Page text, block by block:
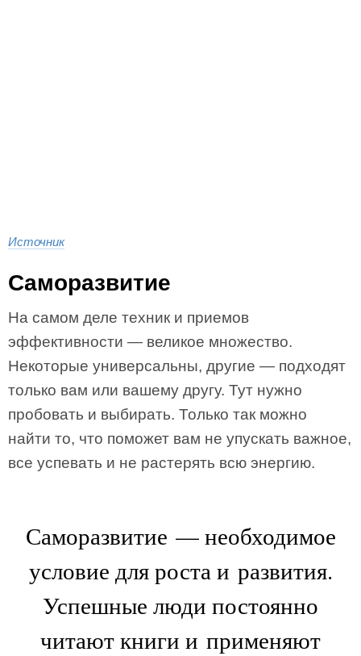
Источник
Саморазвитие
На самом деле техник и приемов
эффективности — великое множество.
Некоторые универсальны, другие — подходят
только вам или вашему другу. Тут нужно
пробовать и выбирать. Только так можно
найти то, что поможет вам не упускать важное,
все успевать и не растерять всю энергию.
Саморазвитие — необходимое
условие для роста и развития.
Успешные люди постоянно
читают книги и применяют